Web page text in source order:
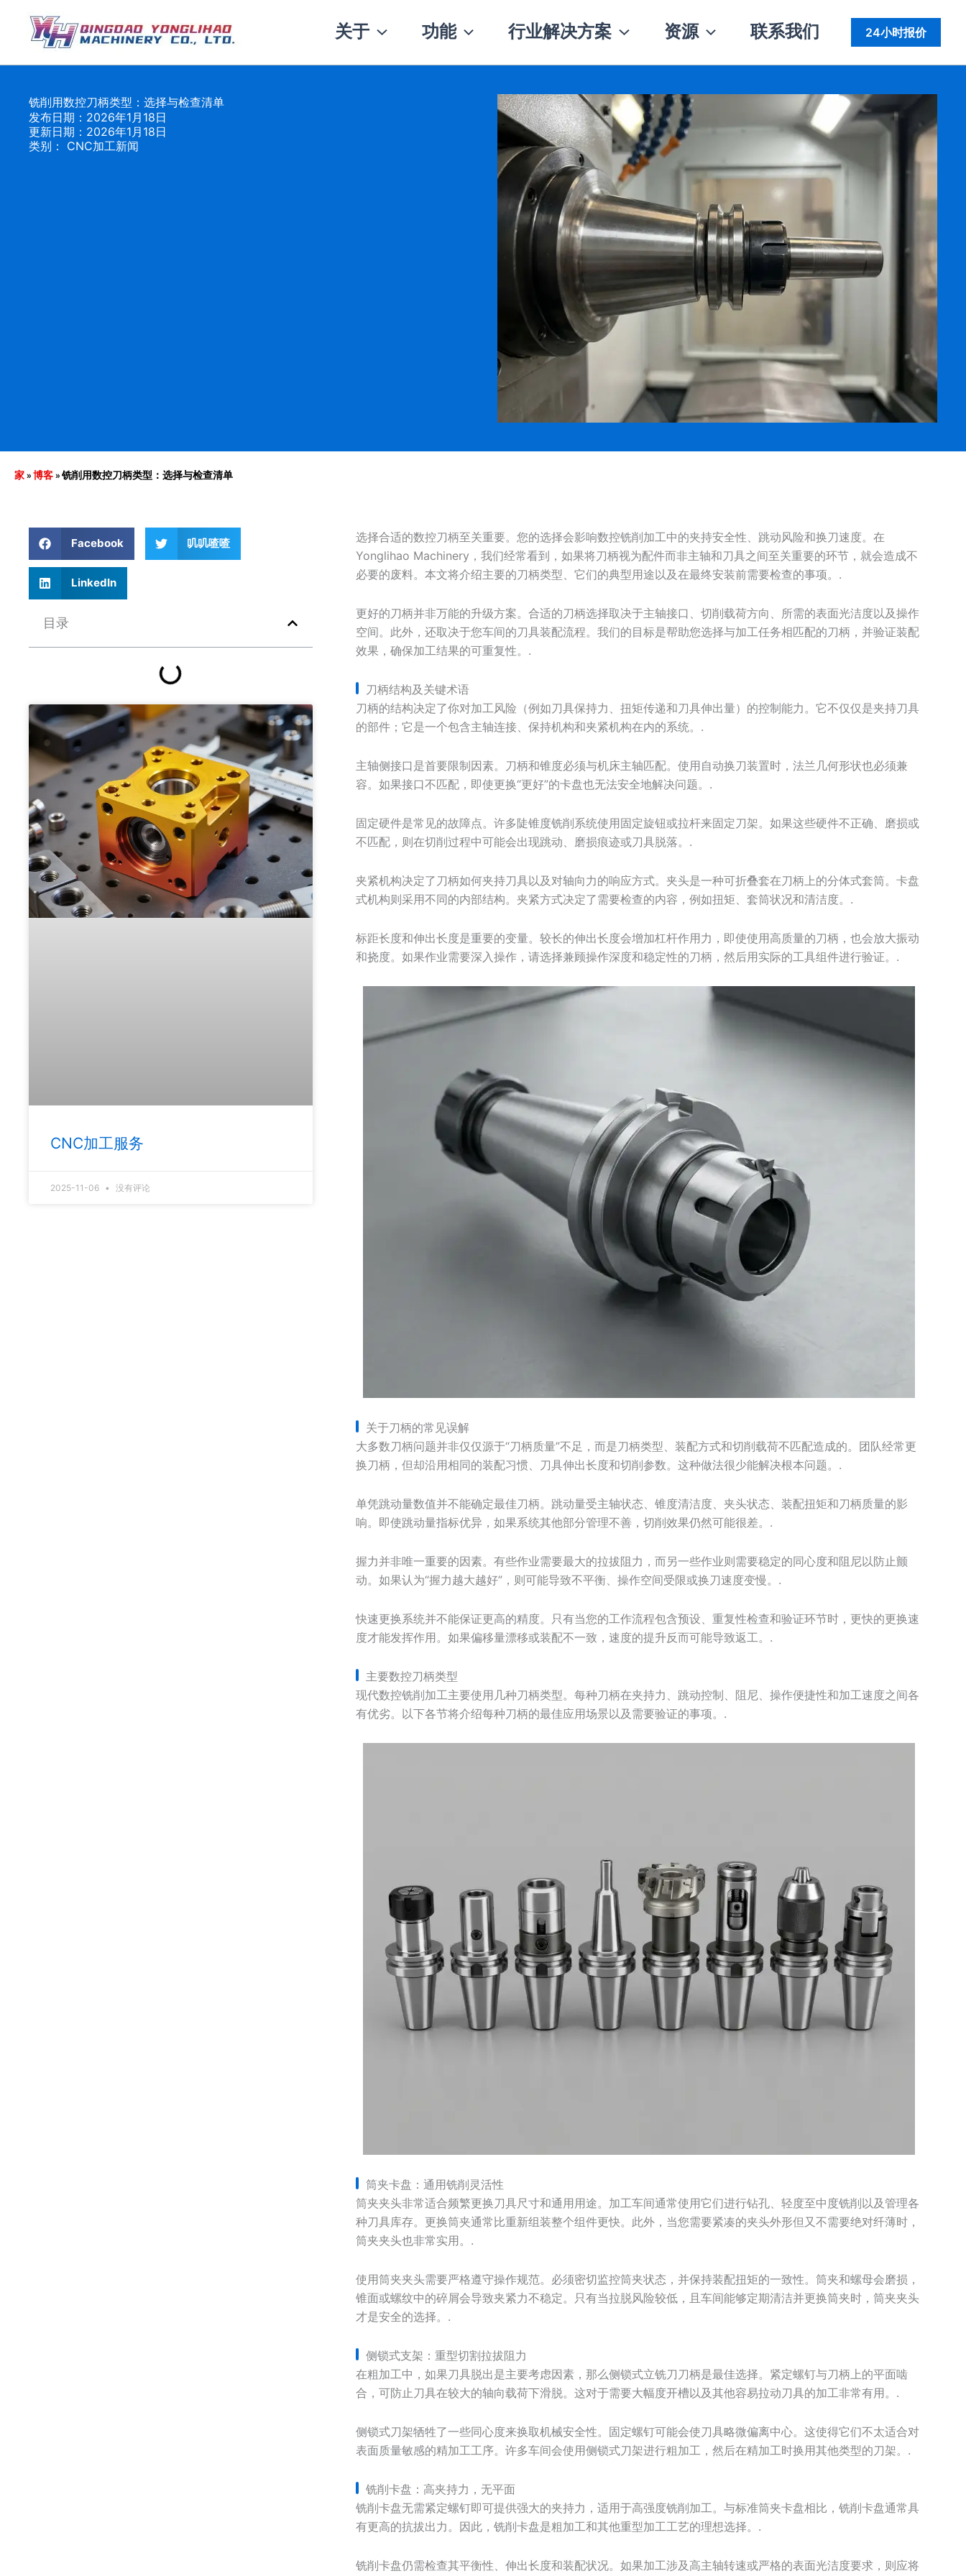
容
关于 功能 行业解决方案 资源 联系我们 24小时报价
铣削用数控刀柄类型：选择与检查清单
发布日期：2026年1月18日
更新日期：2026年1月18日
类别： CNC加工新闻
家»博客»铣削用数控刀柄类型：选择与检查清单
Facebook 叽叽喳喳
LinkedIn
目录
CNC加工服务
2025-11-06 没有评论
选择合适的数控刀柄至关重要。您的选择会影响数控铣削加工中的夹持安全性、跳动风险和换刀速度。在
Yonglihao Machinery，我们经常看到，如果将刀柄视为配件而非主轴和刀具之间至关重要的环节，就会造成不
必要的废料。本文将介绍主要的刀柄类型、它们的典型用途以及在最终安装前需要检查的事项。.
更好的刀柄并非万能的升级方案。合适的刀柄选择取决于主轴接口、切削载荷方向、所需的表面光洁度以及操作
空间。此外，还取决于您车间的刀具装配流程。我们的目标是帮助您选择与加工任务相匹配的刀柄，并验证装配
效果，确保加工结果的可重复性。.
刀柄结构及关键术语
刀柄的结构决定了你对加工风险（例如刀具保持力、扭矩传递和刀具伸出量）的控制能力。它不仅仅是夹持刀具
的部件；它是一个包含主轴连接、保持机构和夹紧机构在内的系统。.
主轴侧接口是首要限制因素。刀柄和锥度必须与机床主轴匹配。使用自动换刀装置时，法兰几何形状也必须兼
容。如果接口不匹配，即使更换“更好”的卡盘也无法安全地解决问题。.
固定硬件是常见的故障点。许多陡锥度铣削系统使用固定旋钮或拉杆来固定刀架。如果这些硬件不正确、磨损或
不匹配，则在切削过程中可能会出现跳动、磨损痕迹或刀具脱落。.
夹紧机构决定了刀柄如何夹持刀具以及对轴向力的响应方式。夹头是一种可折叠套在刀柄上的分体式套筒。卡盘
式机构则采用不同的内部结构。夹紧方式决定了需要检查的内容，例如扭矩、套筒状况和清洁度。.
标距长度和伸出长度是重要的变量。较长的伸出长度会增加杠杆作用力，即使使用高质量的刀柄，也会放大振动
和挠度。如果作业需要深入操作，请选择兼顾操作深度和稳定性的刀柄，然后用实际的工具组件进行验证。.
关于刀柄的常见误解
大多数刀柄问题并非仅仅源于“刀柄质量”不足，而是刀柄类型、装配方式和切削载荷不匹配造成的。团队经常更
换刀柄，但却沿用相同的装配习惯、刀具伸出长度和切削参数。这种做法很少能解决根本问题。.
单凭跳动量数值并不能确定最佳刀柄。跳动量受主轴状态、锥度清洁度、夹头状态、装配扭矩和刀柄质量的影
响。即使跳动量指标优异，如果系统其他部分管理不善，切削效果仍然可能很差。.
握力并非唯一重要的因素。有些作业需要最大的拉拔阻力，而另一些作业则需要稳定的同心度和阻尼以防止颤
动。如果认为“握力越大越好”，则可能导致不平衡、操作空间受限或换刀速度变慢。.
快速更换系统并不能保证更高的精度。只有当您的工作流程包含预设、重复性检查和验证环节时，更快的更换速
度才能发挥作用。如果偏移量漂移或装配不一致，速度的提升反而可能导致返工。.
主要数控刀柄类型
现代数控铣削加工主要使用几种刀柄类型。每种刀柄在夹持力、跳动控制、阻尼、操作便捷性和加工速度之间各
有优劣。以下各节将介绍每种刀柄的最佳应用场景以及需要验证的事项。.
筒夹卡盘：通用铣削灵活性
筒夹夹头非常适合频繁更换刀具尺寸和通用用途。加工车间通常使用它们进行钻孔、轻度至中度铣削以及管理各
种刀具库存。更换筒夹通常比重新组装整个组件更快。此外，当您需要紧凑的夹头外形但又不需要绝对纤薄时，
筒夹夹头也非常实用。.
使用筒夹夹头需要严格遵守操作规范。必须密切监控筒夹状态，并保持装配扭矩的一致性。筒夹和螺母会磨损，
锥面或螺纹中的碎屑会导致夹紧力不稳定。只有当拉脱风险较低，且车间能够定期清洁并更换筒夹时，筒夹夹头
才是安全的选择。.
侧锁式支架：重型切割拉拔阻力
在粗加工中，如果刀具脱出是主要考虑因素，那么侧锁式立铣刀刀柄是最佳选择。紧定螺钉与刀柄上的平面啮
合，可防止刀具在较大的轴向载荷下滑脱。这对于需要大幅度开槽以及其他容易拉动刀具的加工非常有用。.
侧锁式刀架牺牲了一些同心度来换取机械安全性。固定螺钉可能会使刀具略微偏离中心。这使得它们不太适合对
表面质量敏感的精加工工序。许多车间会使用侧锁式刀架进行粗加工，然后在精加工时换用其他类型的刀架。.
铣削卡盘：高夹持力，无平面
铣削卡盘无需紧定螺钉即可提供强大的夹持力，适用于高强度铣削加工。与标准筒夹卡盘相比，铣削卡盘通常具
有更高的抗拔出力。因此，铣削卡盘是粗加工和其他重型加工工艺的理想选择。.
铣削卡盘仍需检查其平衡性、伸出长度和装配状况。如果加工涉及高主轴转速或严格的表面光洁度要求，则应将